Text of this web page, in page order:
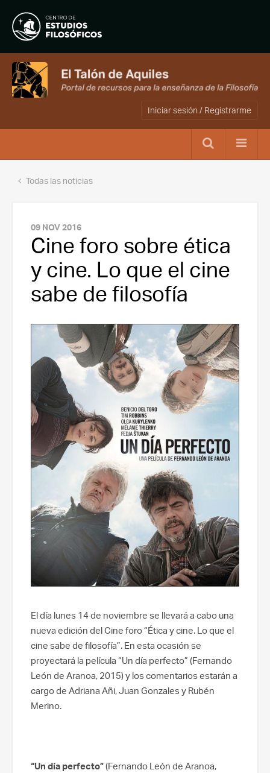
Iniciar sesión / Registrarme
Todas las noticias
09 NOV 2016
Cine foro sobre ética
y cine. Lo que el cine
sabe de filosofía
El día lunes 14 de noviembre se llevará a cabo una
nueva edición del Cine foro “Ética y cine. Lo que el
cine sabe de filosofía”. En esta ocasión se
proyectará la película “Un día perfecto” (Fernando
León de Aranoa, 2015) y los comentarios estarán a
cargo de Adriana Añi, Juan Gonzales y Rubén
Merino.
“Un día perfecto”(Fernando León de Aranoa,